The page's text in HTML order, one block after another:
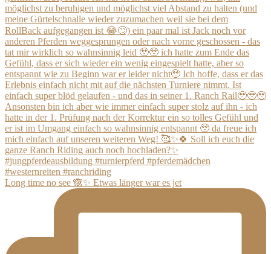
Long time no see 🙈✨ Etwas länger war es jet